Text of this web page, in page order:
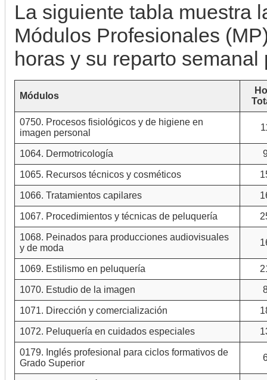
La siguiente tabla muestra
Módulos Profesionales
horas y su reparto semanal
Módulos
0750. Procesos fisiológicos y de higiene en
imagen personal
1064. Dermotricología
1065. Recursos técnicos y cosméticos
1066. Tratamientos capilares
1067. Procedimientos y técnicas de peluquería
1068. Peinados para producciones audiovisuales
y de moda
1069. Estilismo en peluquería
1070. Estudio de la imagen
1071. Dirección y comercialización
1072. Peluquería en cuidados especiales
0179. Inglés profesional para ciclos formativos de
Grado Superior